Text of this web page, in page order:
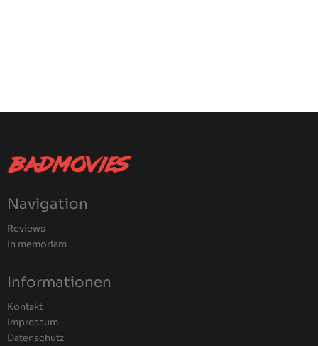
Navigation
Reviews
In memoriam
Informationen
Kontakt
Impressum
Datenschutz